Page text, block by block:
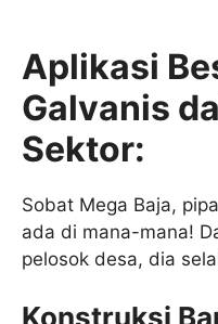
Aplikasi
Galvanis
Sektor:
Sobat Mega Baja,
ada di mana-mana!
pelosok desa, dia
Konstruksi